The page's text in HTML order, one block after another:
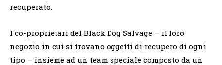
recuperato.
I co-proprietari del Black Dog Salvage – il loro
negozio in cui si trovano oggetti di recupero di ogni
tipo – insieme ad un team speciale composto da un